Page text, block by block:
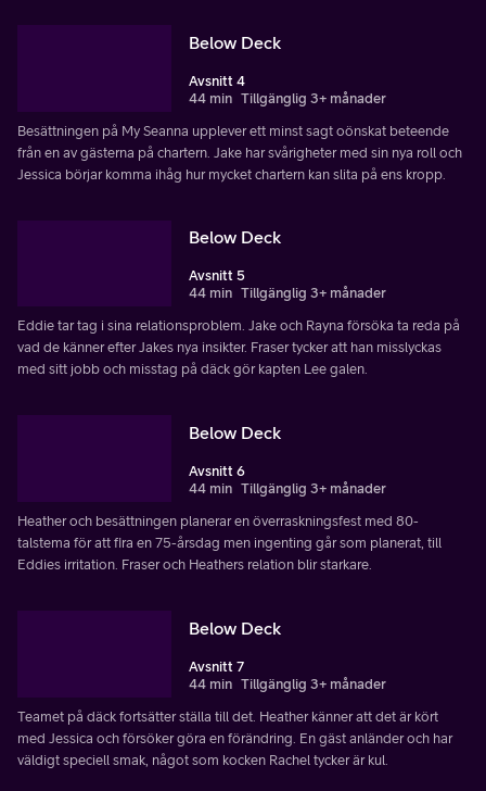
Below Deck
Avsnitt 4
44 min Tillgänglig 3+ månader
Besättningen på My Seanna upplever ett minst sagt oönskat beteende
från en av gästerna på chartern. Jake har svårigheter med sin nya roll och
Jessica börjar komma ihåg hur mycket chartern kan slita på ens kropp.
Below Deck
Avsnitt 5
44 min Tillgänglig 3+ månader
Eddie tar tag i sina relationsproblem. Jake och Rayna försöka ta reda på
vad de känner efter Jakes nya insikter. Fraser tycker att han misslyckas
med sitt jobb och misstag på däck gör kapten Lee galen.
Below Deck
Avsnitt 6
44 min Tillgänglig 3+ månader
Heather och besättningen planerar en överraskningsfest med 80-
talstema för att fira en 75-årsdag men ingenting går som planerat, till
Eddies irritation. Fraser och Heathers relation blir starkare.
Below Deck
Avsnitt 7
44 min Tillgänglig 3+ månader
Teamet på däck fortsätter ställa till det. Heather känner att det är kört
med Jessica och försöker göra en förändring. En gäst anländer och har
väldigt speciell smak, något som kocken Rachel tycker är kul.